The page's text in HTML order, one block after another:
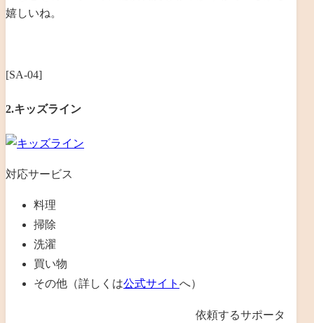
嬉しいね。
[SA-04]
2.キッズライン
対応サービス
料理
掃除
洗濯
買い物
その他（詳しくは公式サイト へ）
依頼するサポータ